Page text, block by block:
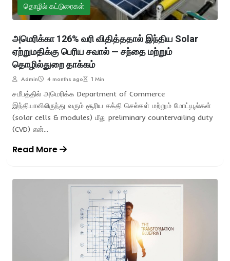
தொழில் கட்டுரைகள்
அமெரிக்கா 126% வரி விதித்ததால் இந்திய Solar
ஏற்றுமதிக்கு பெரிய சவால் — சந்தை மற்றும்
தொழில்துறை தாக்கம்
Admin 4 months ago 1 Min
சமீபத்தில் அமெரிக்க Department of Commerce
இந்தியாவிலிருந்து வரும் சூரிய சக்தி செல்கள் மற்றும் மோட்யூல்கள்
(solar cells & modules) மீது preliminary countervailing duty
(CVD) என்...
Read More